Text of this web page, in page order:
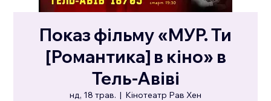
Показ фільму «МУР. Ти
[Романтика] в кіно» в
Тель-Авіві
нд, 18 трав.
  |
Кінотеатр Рав Хен